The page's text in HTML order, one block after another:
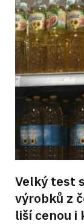
Velký test
výrobků z
liší cenou i